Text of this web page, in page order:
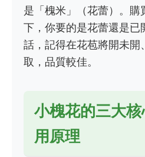
是「槐米」（花蕾）。購
下，你要的是花蕾還是已
話，記得在花苞將開未開
取，品質較佳。
小槐花的三大
用原理